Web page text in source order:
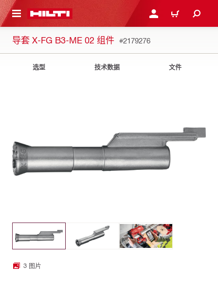
到主页 登录或注册购物车
导套 X-FG B3-ME 02 组件 #2179276
选型 技术数据 文件
3 图片